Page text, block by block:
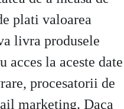
plati valoarea
livra produsele
acces la aceste date
procesatorii de
marketing. Daca